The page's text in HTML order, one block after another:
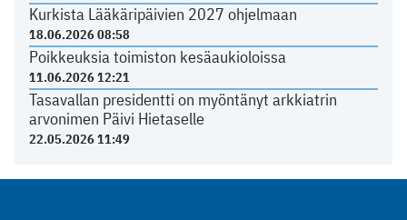
Kurkista Lääkäripäivien 2027 ohjelmaan
18.06.2026 08:58
Poikkeuksia toimiston kesäaukioloissa
11.06.2026 12:21
Tasavallan presidentti on myöntänyt arkkiatrin
arvonimen Päivi Hietaselle
22.05.2026 11:49